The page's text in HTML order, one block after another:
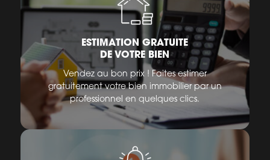
ESTIMATION GRATUITE
DE VOTRE BIEN
Vendez au bon prix ! Faites estimer
gratuitement votre bien immobilier par un
professionnel en quelques clics.